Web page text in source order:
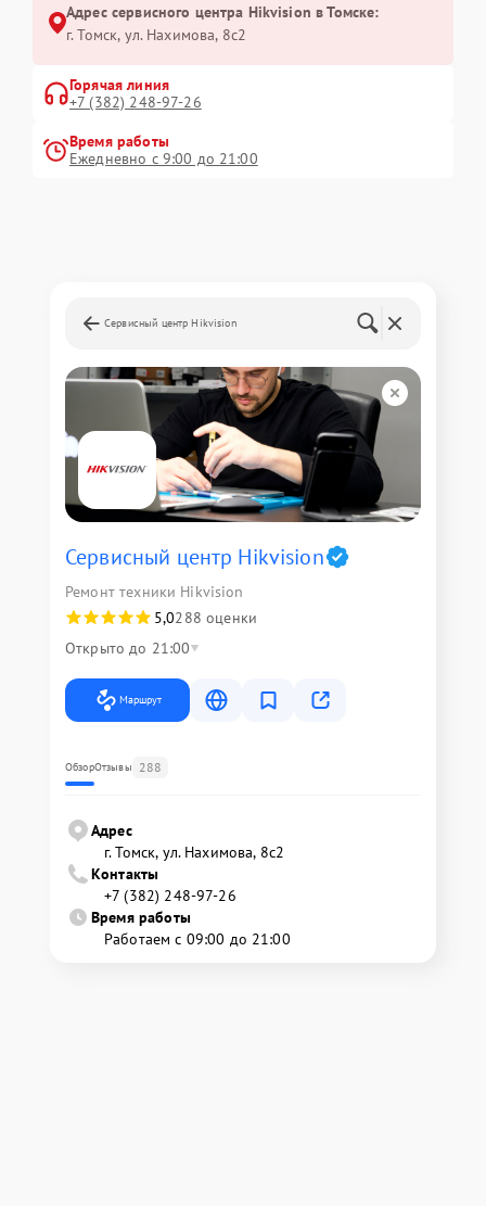
Адрес сервисного центра Hikvision в Томске:
г. Томск, ул. Нахимова, 8с2
Горячая линия
+7 (382) 248-97-26
Время работы
Ежедневно с 9:00 до 21:00
Сервисный центр Hikvision
Сервисный центр Hikvision
Ремонт техники Hikvision
5,0288 оценки
Открыто до 21:00
Маршрут
ОбзорОтзывы 288
Адрес
г. Томск, ул. Нахимова, 8с2
Контакты
+7 (382) 248-97-26
Время работы
Работаем с 09:00 до 21:00